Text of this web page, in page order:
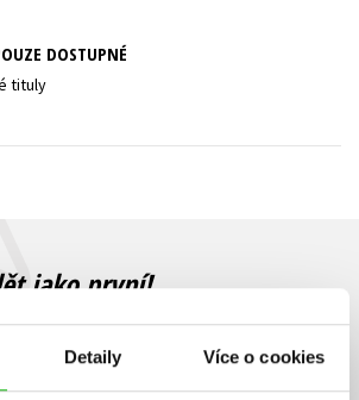
Detaily Více o cookies
Všechny tituly
DOSTUPNÉ
tituly
jako první!
právě vychází, na jaké zboží je výhodná
o ceny? Přihlášením k odběru našich e-
se zpracováním osobních údajů